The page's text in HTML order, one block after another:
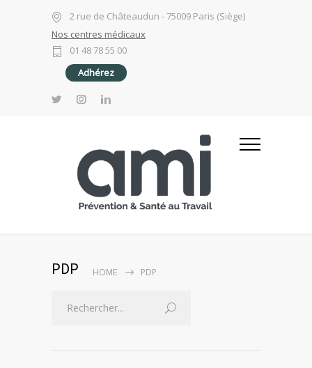
2 rue de Châteaudun - 75009 Paris (Siège)
Nos centres médicaux
01 48 78 55 00
Adhérez
PDP HOME PDP